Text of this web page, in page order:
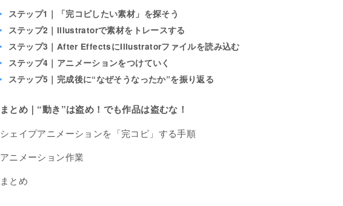
ステップ1｜「完コピしたい素材」を探そう
ステップ2｜Illustratorで素材をトレースする
ステップ3｜After EffectsにIllustratorファイルを読み込む
ステップ4｜アニメーションをつけていく
ステップ5｜完成後に“なぜそうなったか”を振り返る
まとめ｜“動き”は盗め！でも作品は盗むな！
シェイプアニメーションを「完コピ」する手順
アニメーション作業
まとめ